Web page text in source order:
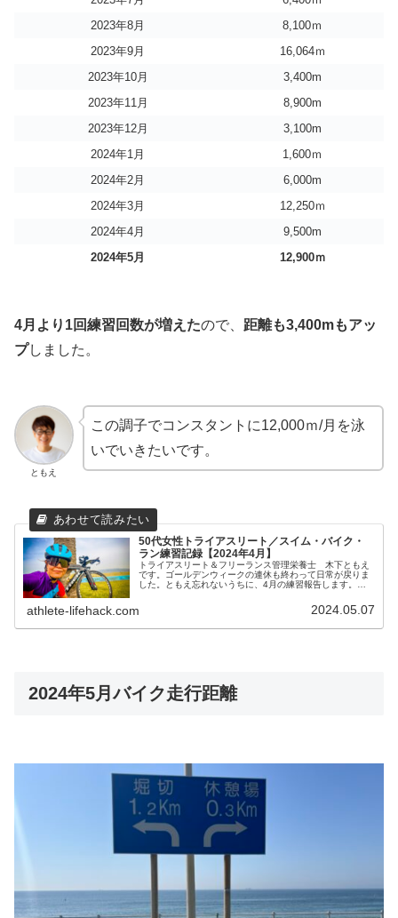
2023年8月
8,100ｍ
2023年9月
16,064ｍ
2023年10月
3,400m
2023年11月
8,900m
2023年12月
3,100m
2024年1月
1,600ｍ
2024年2月
6,000m
2024年3月
12,250ｍ
2024年4月
9,500m
2024年5月
12,900ｍ
4月より1回練習回数が増えたので、 距離も3,400mもアッ
プしました。
ともえ
この調子でコンスタントに12,000ｍ/月を泳
いでいきたいです。
50代女性トライアスリート／スイム・バイク・
ラン練習記録【2024年4月】
トライアスリート＆フリーランス管理栄養士 木下ともえ
です。ゴールデンウィークの連休も終わって日常が戻りま
した。ともえ忘れないうちに、4月の練習報告します。
athlete-lifehack.com 2024.05.07
2024年5月バイク走行距離